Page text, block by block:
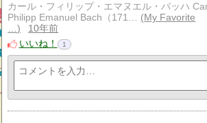
カール・フィリップ・エマヌエル・バッハ
Philipp Emanuel Bach（171…
My Favorite
…
10年前
いいね！
1